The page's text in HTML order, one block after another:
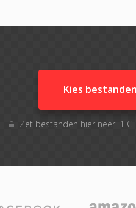
Kies bestanden
Zet bestanden hier neer. 1